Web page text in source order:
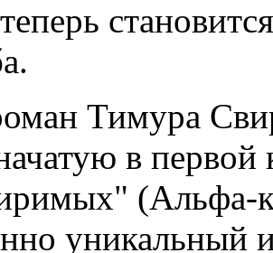
Тимура
в
(Альфа-